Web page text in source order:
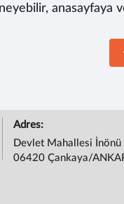
anasayfaya
Adres:
Devlet Mahallesi İnönü
06420 Çankaya/